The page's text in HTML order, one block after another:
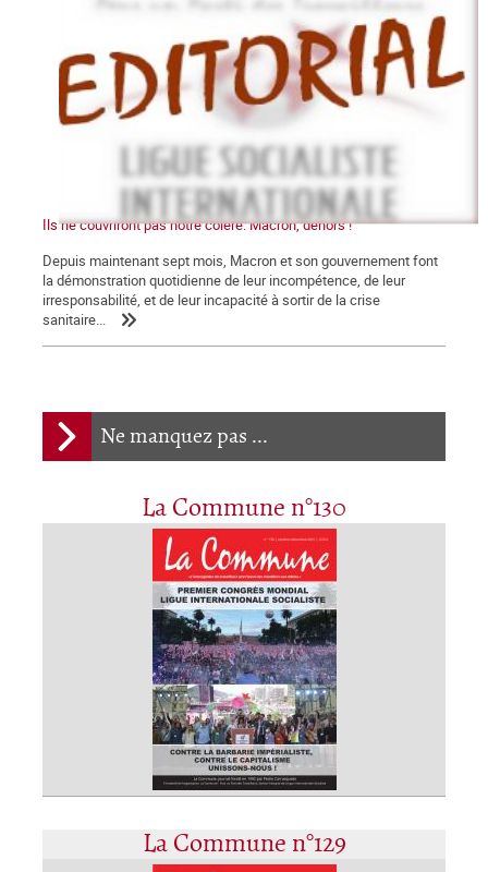
Ne manquez pas ...
La Commune n°130
La Commune n°129
Ils ne couvriront pas notre colère. Macron, dehors !
Depuis maintenant sept mois, Macron et son gouvernement font
la démonstration quotidienne de leur incompétence, de leur
irresponsabilité, et de leur incapacité à sortir de la crise
sanitaire...